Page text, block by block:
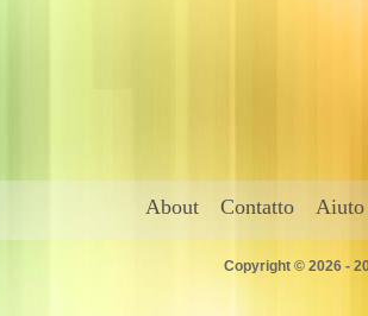
About Contatto Aiuto
Copyright © 2026 -